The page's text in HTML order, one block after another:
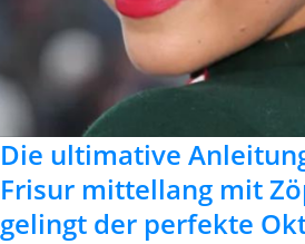
Die ultimative
Frisur mittellang mit
gelingt der perfekte